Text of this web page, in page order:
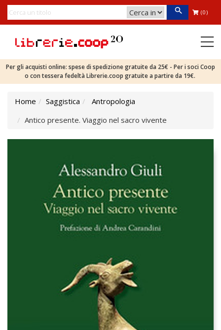
(0)
Per gli acquisti online: spese di spedizione gratuite da 25€ - Per i soci Coop
o con tessera fedeltà Librerie.coop gratuite a partire da 19€.
Home Saggistica
Antropologia
Antico presente. Viaggio nel sacro vivente